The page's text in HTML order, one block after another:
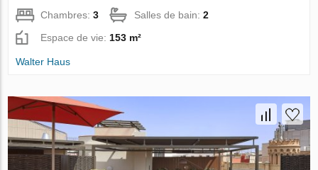
Chambres:3 Salles de bain:2
Espace de vie: 153 m²
Walter Haus